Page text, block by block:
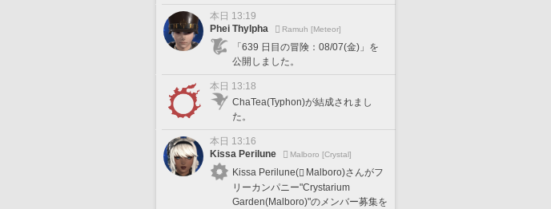
本日 13:19
Phei Thylpha
Ramuh [Meteor]
「639 日目の冒険：08/07(金)」を
公開しました。
本日 13:18
ChaTea(Typhon)が結成されまし
た。
本日 13:16
Kissa Perilune
Malboro [Crystal]
Kissa Perilune(
Malboro)さんがフ
リーカンパニー"Crystarium
Garden(Malboro)"のメンバー募集を